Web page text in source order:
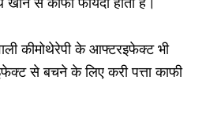
से काफी फायदा होता है।
कीमोथेरेपी के आफ्टरइफेक्ट भी
से बचने के लिए करी पत्ता काफी